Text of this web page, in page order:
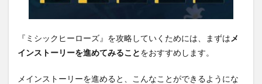
『ミシックヒーローズ』を攻略していくためには、まずは メ
インストーリーを進めてみることをおすすめします。
メインストーリーを進めると、こんなことができるようにな